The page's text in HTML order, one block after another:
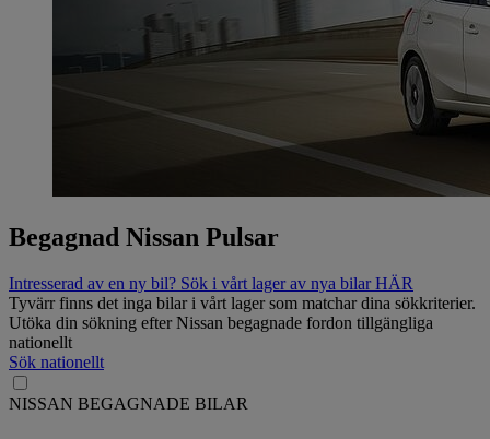
Begagnad Nissan Pulsar
Intresserad av en ny bil? Sök i vårt lager av nya bilar HÄR
Tyvärr finns det inga bilar i vårt lager som matchar dina sökkriterier.
Utöka din sökning efter Nissan begagnade fordon tillgängliga
nationellt
Sök nationellt
NISSAN BEGAGNADE BILAR